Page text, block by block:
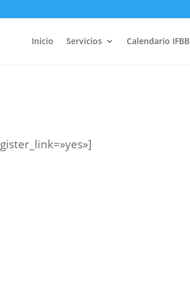
Inicio Servicios Calendario IFBB